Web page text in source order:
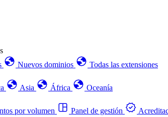
Nuevos dominios
Todas las extensiones
Asia África
Oceanía
por volumen Panel de gestión